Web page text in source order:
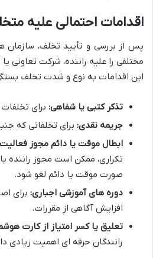
اقدامات احتمالی علیه
پس از بررسی و تأیید تخلف، سازمان
مختلفی را علیه راننده، شرکت تعاونی
این اقدامات به نوع و شدت تخلف
تذکر کتبی یا شفاهی: برای
جریمه نقدی: برای تخلفاتی که
ابطال موقت یا دائم مجوز
تکراری، ممکن است مجوز راننده
صورت موقت یا دائم لغو شود.
دوره های آموزشی اجباری: برای
افزایش آگاهی از مقررات.
تعلیق یا کسر امتیاز از کارت
رانندگان حرفه ای اهمیت زیادی